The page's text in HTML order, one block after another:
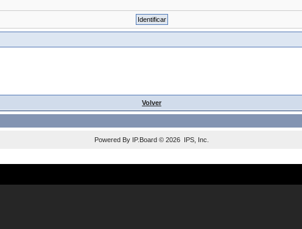
Volver
Powered By IP.Board © 2026 IPS, Inc